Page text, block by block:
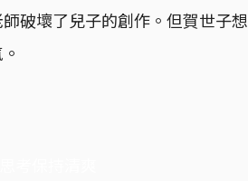
破壞了兒子的創作。但賀世子想